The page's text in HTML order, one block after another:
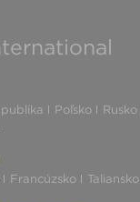
Poľsko Rusko
Francúzsko Taliansko